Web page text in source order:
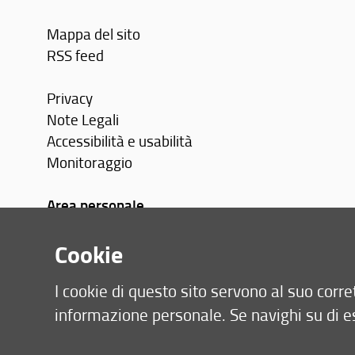
Mappa del sito
RSS feed
Privacy
Note Legali
Accessibilità e usabilità
Monitoraggio
Area personale
Cookie
I cookie di questo sito servono al suo
informazione personale. Se navighi su di